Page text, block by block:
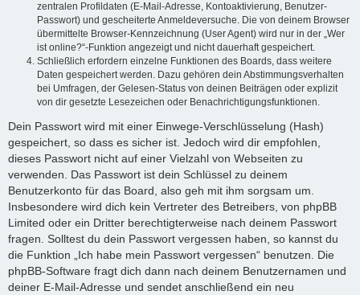
zentralen Profildaten (E-Mail-Adresse, Kontoaktivierung, Benutzer-
Passwort) und gescheiterte Anmeldeversuche. Die von deinem Browser
übermittelte Browser-Kennzeichnung (User Agent) wird nur in der „Wer
ist online?“-Funktion angezeigt und nicht dauerhaft gespeichert.
Schließlich erfordern einzelne Funktionen des Boards, dass weitere
Daten gespeichert werden. Dazu gehören dein Abstimmungsverhalten
bei Umfragen, der Gelesen-Status von deinen Beiträgen oder explizit
von dir gesetzte Lesezeichen oder Benachrichtigungsfunktionen.
Dein Passwort wird mit einer Einwege-Verschlüsselung (Hash)
gespeichert, so dass es sicher ist. Jedoch wird dir empfohlen,
dieses Passwort nicht auf einer Vielzahl von Webseiten zu
verwenden. Das Passwort ist dein Schlüssel zu deinem
Benutzerkonto für das Board, also geh mit ihm sorgsam um.
Insbesondere wird dich kein Vertreter des Betreibers, von phpBB
Limited oder ein Dritter berechtigterweise nach deinem Passwort
fragen. Solltest du dein Passwort vergessen haben, so kannst du
die Funktion „Ich habe mein Passwort vergessen“ benutzen. Die
phpBB-Software fragt dich dann nach deinem Benutzernamen und
deiner E-Mail-Adresse und sendet anschließend ein neu